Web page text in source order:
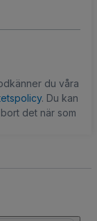
du våra
. Du kan
det när som